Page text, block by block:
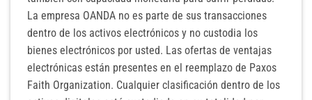
La empresa OANDA no es parte de sus transacciones
dentro de los activos electrónicos y no custodia los
bienes electrónicos por usted. Las ofertas de ventajas
electrónicas están presentes en el reemplazo de Paxos
Faith Organization. Cualquier clasificación dentro de los